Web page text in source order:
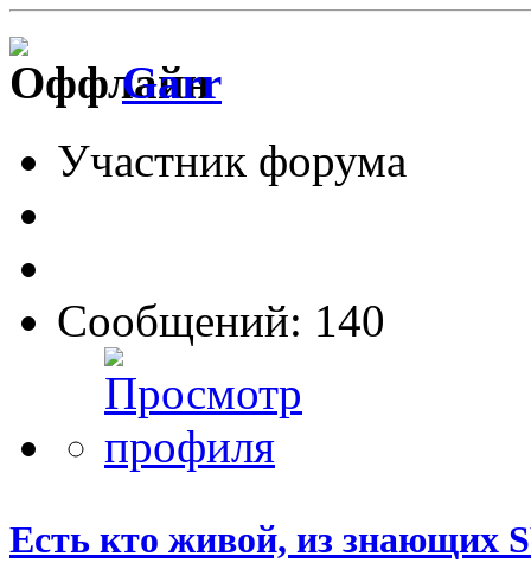
Garr
Участник форума
Сообщений: 140
Есть кто живой, из знающих